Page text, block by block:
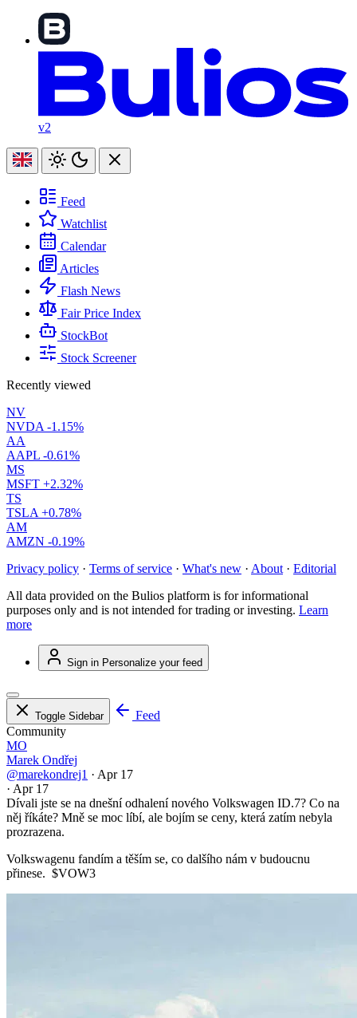
v2
Feed
Watchlist
Calendar
Articles
Flash News
Fair Price Index
StockBot
Stock Screener
Recently viewed
NV
NVDA -1.15%
AA
AAPL -0.61%
MS
MSFT +2.32%
TS
TSLA +0.78%
AM
AMZN -0.19%
Privacy policy · Terms of service · What's new · About · Editorial
All data provided on the Bulios platform is for informational
purposes only and is not intended for trading or investing. Learn
more
Sign in Personalize your feed
Toggle Sidebar
Feed
Community
MO
Marek Ondřej
@marekondrej1 · Apr 17
· Apr 17
Dívali jste se na dnešní odhalení nového Volkswagen ID.7? Co na
něj říkáte? Mně se moc líbí, ale bojím se ceny, která zatím nebyla
prozrazena.
Volkswagenu fandím a těším se, co dalšího nám v budoucnu
přinese. $VOW3